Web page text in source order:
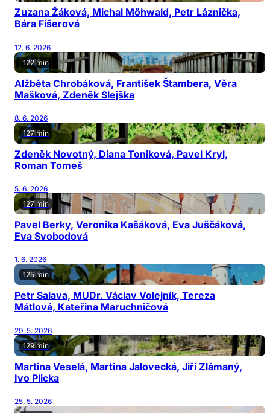
Zuzana Žáková, Michal Möhwald, Petr Láznička,
Bára Fišerová
12. 6. 2026
122 min
Alžběta Chrobáková, František Štambera, Věra
Mašková, Zdeněk Slejška
8. 6. 2026
127 min
Zdeněk Novotný, Diana Toniková, Pavel Kryl,
Roman Tomeš
5. 6. 2026
127 min
Pavel Berky, Veronika Kašáková, Eva Juščáková,
Eva Svobodová
1. 6. 2026
125 min
Petr Salava, MUDr. Václav Volejník, Tereza
Mátlová, Kateřina Maruchničová
29. 5. 2026
129 min
Martina Veselá, Martina Jalovecká, Jiří Zlámaný,
Ivo Plicka
25. 5. 2026